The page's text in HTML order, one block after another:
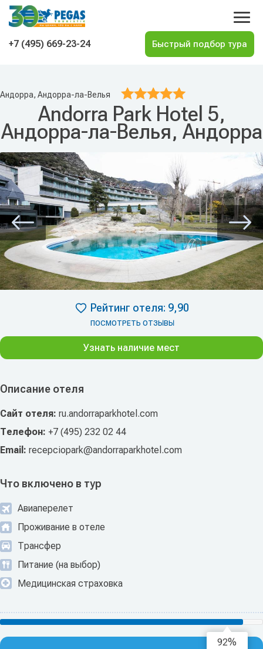
На главную
+7 (495) 669-23-24
Андорра, Андорра-ла-Велья
Andorra Park Hotel 5,
Андорра-ла-Велья, Андорра
Описание отеля
Сайт отеля: ru.andorraparkhotel.com
Телефон: +7 (495) 232 02 44
Email: recepciopark@andorraparkhotel.com
Что включено в тур
Авиаперелет
Проживание в отеле
Трансфер
Питание (на выбор)
Медицинская страховка
ПОСМОТРЕТЬ ОТЗЫВЫ
Рейтинг отеля: 9,90
Узнать наличие мест
94%